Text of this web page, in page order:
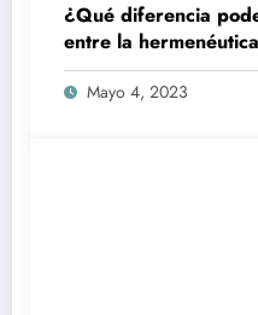
¿Qué diferencia
entre la
Mayo 4, 2023